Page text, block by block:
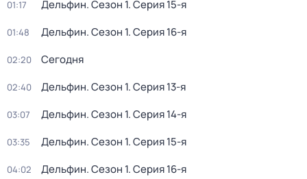
01:17 Дельфин. Сезон 1. Серия 15-я
01:48 Дельфин. Сезон 1. Серия 16-я
02:20 Сегодня
02:40 Дельфин. Сезон 1. Серия 13-я
03:07 Дельфин. Сезон 1. Серия 14-я
03:35 Дельфин. Сезон 1. Серия 15-я
04:02 Дельфин. Сезон 1. Серия 16-я